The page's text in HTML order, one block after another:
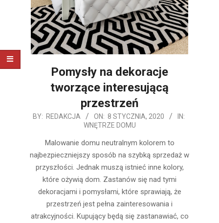
Pomysły na dekoracje
tworzące interesującą
przestrzeń
2020-
BY: REDAKCJA ON: 8 STYCZNIA, 2020
IN:
WNĘTRZE DOMU
Malowanie domu neutralnym kolorem to
najbezpieczniejszy sposób na szybką sprzedaż w
przyszłości. Jednak muszą istnieć inne kolory,
które ożywią dom. Zastanów się nad tymi
dekoracjami i pomysłami, które sprawiają, że
przestrzeń jest pełna zainteresowania i
atrakcyjności. Kupujący będą się zastanawiać, co